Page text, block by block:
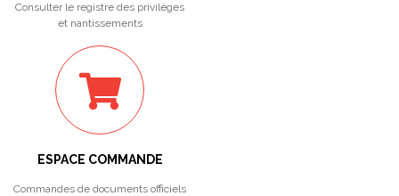
Consulter le registre des privilèges
et nantissements
ESPACE COMMANDE
Commandes de documents officiels